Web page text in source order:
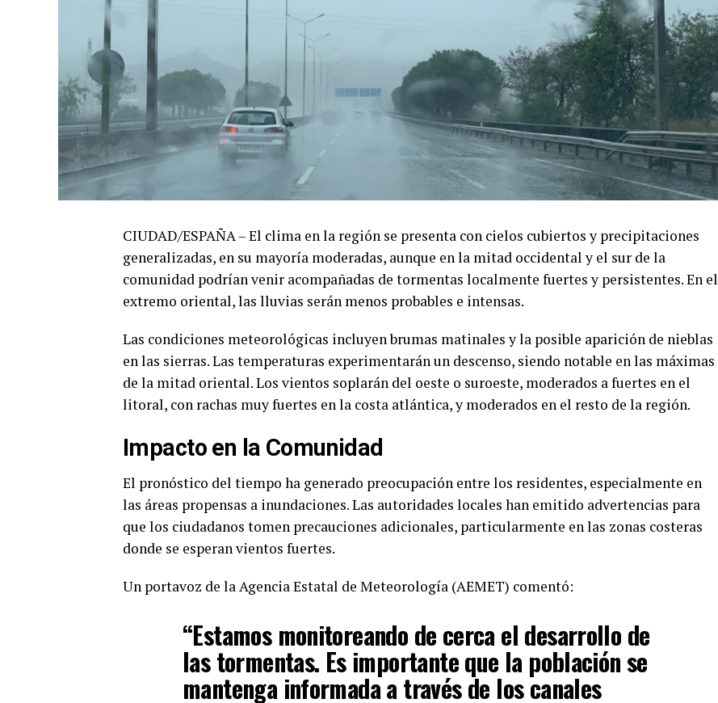
CIUDAD/ESPAÑA – El clima en la región se presenta con cielos cubiertos y precipitaciones
generalizadas, en su mayoría moderadas, aunque en la mitad occidental y el sur de la
comunidad podrían venir acompañadas de tormentas localmente fuertes y persistentes. En el
extremo oriental, las lluvias serán menos probables e intensas.
Las condiciones meteorológicas incluyen brumas matinales y la posible aparición de nieblas
en las sierras. Las temperaturas experimentarán un descenso, siendo notable en las máximas
de la mitad oriental. Los vientos soplarán del oeste o suroeste, moderados a fuertes en el
litoral, con rachas muy fuertes en la costa atlántica, y moderados en el resto de la región.
Impacto en la Comunidad
El pronóstico del tiempo ha generado preocupación entre los residentes, especialmente en
las áreas propensas a inundaciones. Las autoridades locales han emitido advertencias para
que los ciudadanos tomen precauciones adicionales, particularmente en las zonas costeras
donde se esperan vientos fuertes.
Un portavoz de la Agencia Estatal de Meteorología (AEMET) comentó:
“Estamos monitoreando de cerca el desarrollo de
las tormentas. Es importante que la población se
mantenga informada a través de los canales